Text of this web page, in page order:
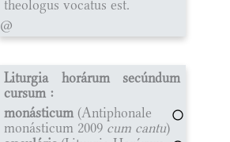
theologus vocatus est.
@
Liturgia horárum secúndum
cursum :
monásticum (Antiphonale
monásticum 2009 cum cantu)